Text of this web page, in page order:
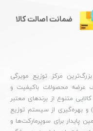
مرکز توزیع مویرگی
عرضه محصولات باکیفیت و
متنوع از برندهای معتبر
بهره‌گیری از سیستم توزیع
پایدار برای سوپرمارکت‌ها و
ضمانت اصالت کالا